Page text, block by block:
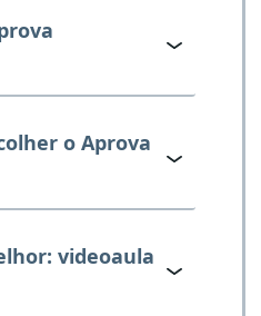
o Aprova
videoaula